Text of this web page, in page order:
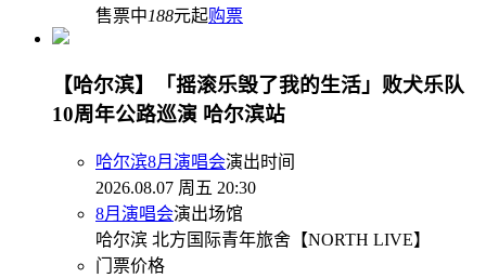
售票中188元起购票
【哈尔滨】「摇滚乐毁了我的生活」败犬乐队
10周年公路巡演 哈尔滨站
哈尔滨8月演唱会演出时间
2026.08.07 周五 20:30
8月演唱会演出场馆
哈尔滨 北方国际青年旅舍【NORTH LIVE】
门票价格